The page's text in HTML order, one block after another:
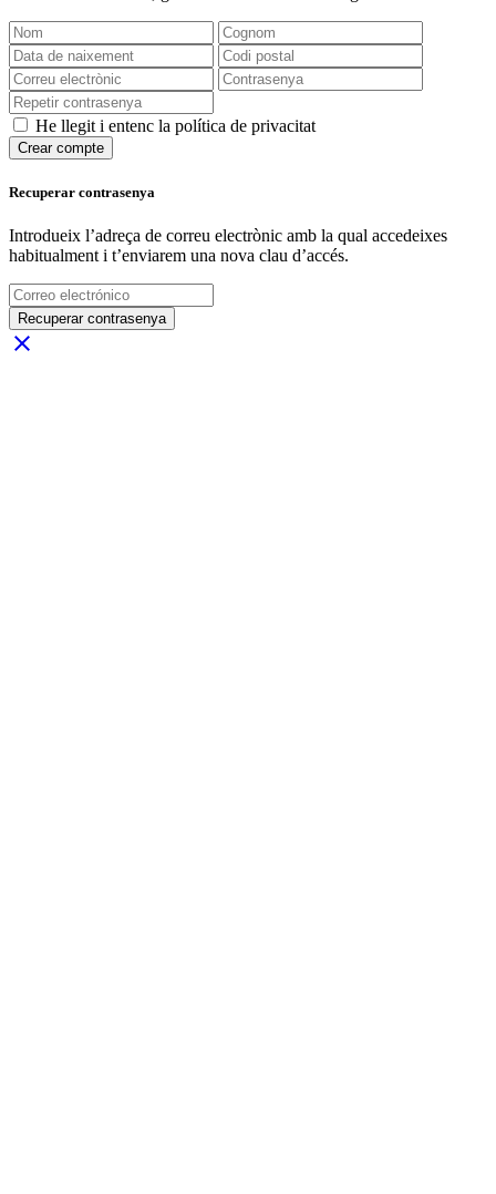
He llegit i entenc la política de privacitat
Crear compte
Recuperar contrasenya
Introdueix l’adreça de correu electrònic amb la qual accedeixes
habitualment i t’enviarem una nova clau d’accés.
Recuperar contrasenya
close